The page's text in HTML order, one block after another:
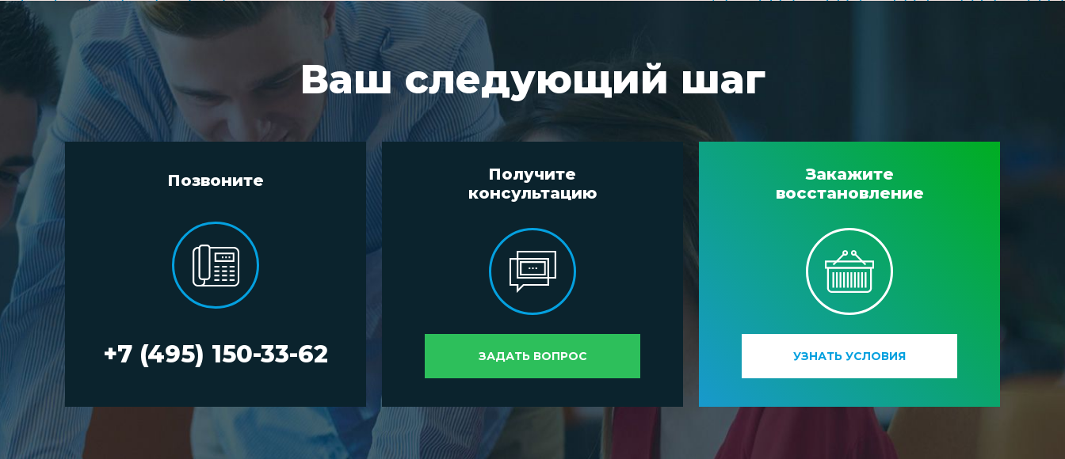
Ваш следующий шаг
Позвоните
+7 (495) 150-33-62
Получите
консультацию
ЗАДАТЬ ВОПРОС
Закажите
восстановление
УЗНАТЬ УСЛОВИЯ